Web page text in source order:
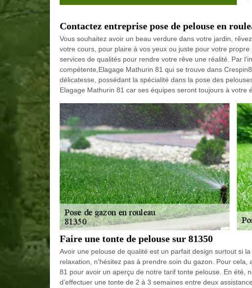
Contactez entreprise pose de pelouse en
Vous souhaitez avoir un beau verdure dans votre jardin,
votre cours, pour plaire à vos yeux ou juste pour votre
services de qualités pour rendre votre rêve une réalité. Par
compétente,Elagage Mathurin 81 qui se trouve dans
délicatesse, possédant la spécialité dans la pose des
Elagage Mathurin 81 car ses équipes seront toujours à votre
Faire une tonte de pelouse sur 81350
Avoir une pelouse de qualité est un parfait design surtout si
relaxation, n'hésitez pas à prendre soin du gazon. Pour
81 pour avoir un aperçu de notre tarif tonte pelouse. En été,
d’effectuer une tonte de 2 à 3 semaines entre deux